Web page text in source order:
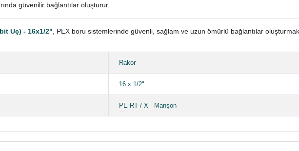
güvenilir bağlantılar oluşturur.
Uç) - 16x1/2" , PEX boru sistemlerinde güvenli, sağlam ve uzun ömürlü bağlantılar
Rakor
16 x 1/2"
PE-RT / X - Manşon